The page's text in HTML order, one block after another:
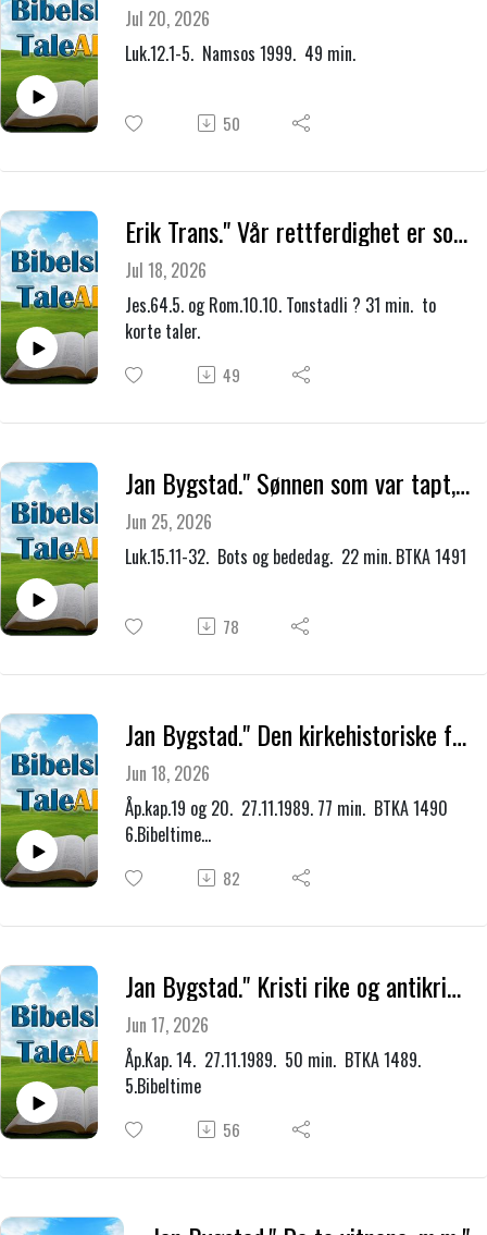
Jul 20, 2026
Luk.12.1-5. Namsos 1999. 49 min.
50
Erik Trans." Vår rettferdighet er som et urent klesplagg."
Jul 18, 2026
Jes.64.5. og Rom.10.10. Tonstadli ? 31 min. to
korte taler.
49
Jan Bygstad." Sønnen som var tapt, men ble funnet."
Jun 25, 2026
Luk.15.11-32. Bots og bededag. 22 min. BTKA 1491
78
Jan Bygstad." Den kirkehistoriske forståelse, og eller et fremtidig "Tusenårsrike."
Jun 18, 2026
Åp.kap.19 og 20. 27.11.1989. 77 min. BTKA 1490
6.Bibeltime
82
Jan Bygstad." Kristi rike og antikrists rike, legemliggjort for oss i to byer, Sion og Babylon.
Jun 17, 2026
Åp.Kap. 14. 27.11.1989. 50 min. BTKA 1489.
5.Bibeltime
56